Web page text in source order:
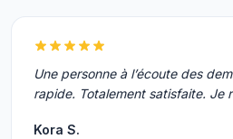
Une personne à l’écoute des
rapide. Totalement satisfaite. Je
Kora S.